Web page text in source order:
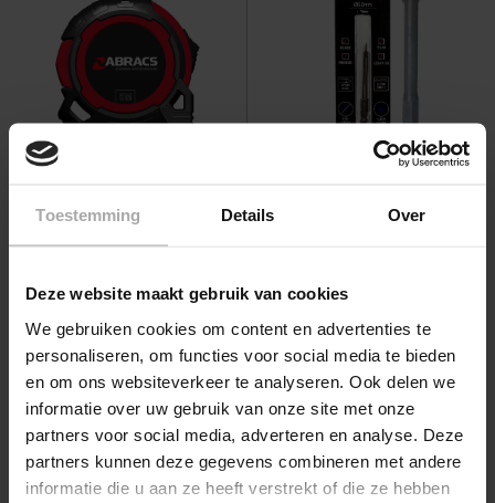
Toestemming Details Over
Deze website maakt gebruik van cookies
We gebruiken cookies om content en advertenties te
personaliseren, om functies voor social media te bieden
en om ons websiteverkeer te analyseren. Ook delen we
informatie over uw gebruik van onze site met onze
partners voor social media, adverteren en analyse. Deze
partners kunnen deze gegevens combineren met andere
informatie die u aan ze heeft verstrekt of die ze hebben
€ 6,25 Bestel € 2,99